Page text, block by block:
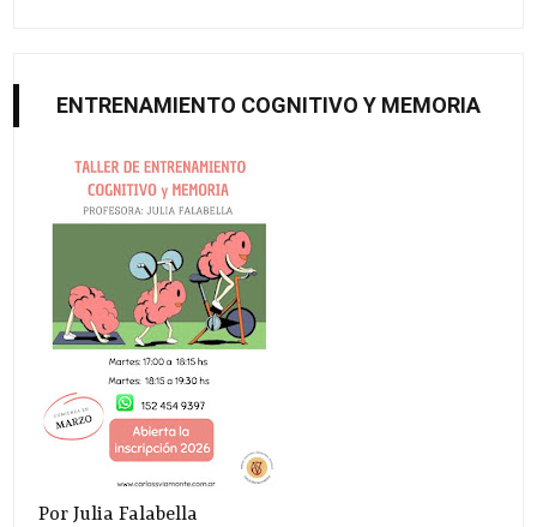
ENTRENAMIENTO COGNITIVO Y MEMORIA
Por Julia Falabella